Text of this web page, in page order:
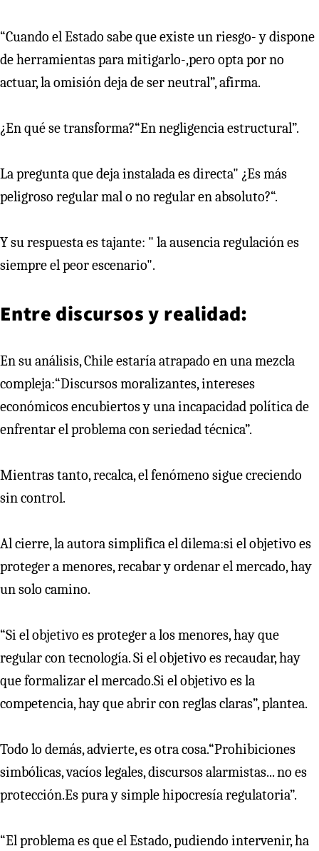
“Cuando el Estado sabe que existe un riesgo- y dispone
de herramientas para mitigarlo-,pero opta por no
actuar, la omisión deja de ser neutral”, afirma.
¿En qué se transforma?“En negligencia estructural”.
La pregunta que deja instalada es directa" ¿Es más
peligroso regular mal o no regular en absoluto?“.
Y su respuesta es tajante: " la ausencia regulación es
siempre el peor escenario".
Entre discursos y realidad:
En su análisis, Chile estaría atrapado en una mezcla
compleja:“Discursos moralizantes, intereses
económicos encubiertos y una incapacidad política de
enfrentar el problema con seriedad técnica”.
Mientras tanto, recalca, el fenómeno sigue creciendo
sin control.
Al cierre, la autora simplifica el dilema:si el objetivo es
proteger a menores, recabar y ordenar el mercado, hay
un solo camino.
“Si el objetivo es proteger a los menores, hay que
regular con tecnología. Si el objetivo es recaudar, hay
que formalizar el mercado.Si el objetivo es la
competencia, hay que abrir con reglas claras”, plantea.
Todo lo demás, advierte, es otra cosa.“Prohibiciones
simbólicas, vacíos legales, discursos alarmistas... no es
protección.Es pura y simple hipocresía regulatoria”.
“El problema es que el Estado, pudiendo intervenir, ha